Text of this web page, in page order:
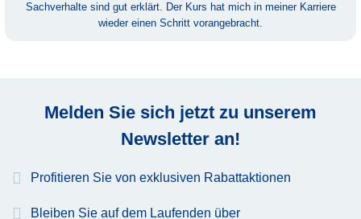
Sachverhalte sind gut erklärt. Der Kurs hat mich in meiner Karriere
wieder einen Schritt vorangebracht.
Melden Sie sich jetzt zu unserem
Newsletter an!
Profitieren Sie von exklusiven Rabattaktionen
Bleiben Sie auf dem Laufenden über